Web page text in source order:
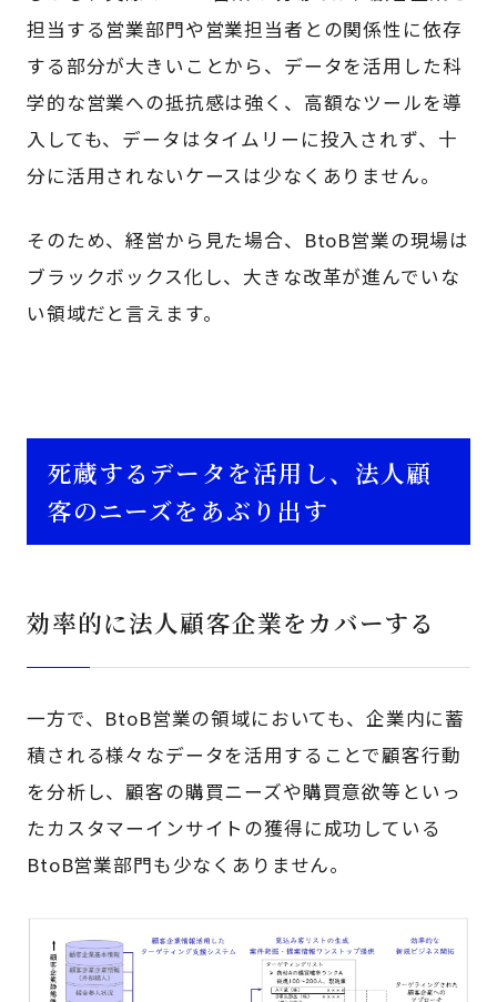
担当する営業部門や営業担当者との関係性に依存
する部分が大きいことから、データを活用した科
学的な営業への抵抗感は強く、高額なツールを導
入しても、データはタイムリーに投入されず、十
分に活用されないケースは少なくありません。
そのため、経営から見た場合、BtoB営業の現場は
ブラックボックス化し、大きな改革が進んでいな
い領域だと言えます。
死蔵するデータを活用し、法人顧
客のニーズをあぶり出す
効率的に法人顧客企業をカバーする
一方で、BtoB営業の領域においても、企業内に蓄
積される様々なデータを活用することで顧客行動
を分析し、顧客の購買ニーズや購買意欲等といっ
たカスタマーインサイトの獲得に成功している
BtoB営業部門も少なくありません。